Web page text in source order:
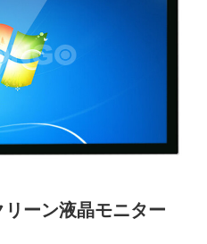
ーン液晶モニター